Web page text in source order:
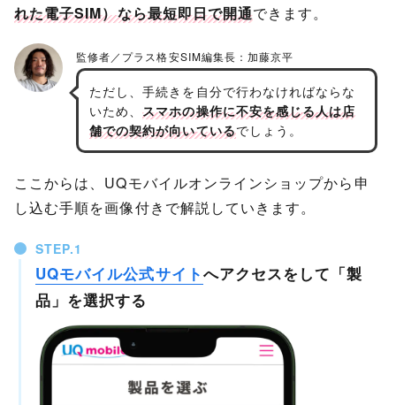
れた電子SIM）なら最短即日で開通できます。
ただし、手続きを自分で行わなければならな
いため、スマホの操作に不安を感じる人は店
舗での契約が向いているでしょう。
ここからは、UQモバイルオンラインショップから申
し込む手順を画像付きで解説していきます。
STEP.
UQモバイル公式サイトへアクセスをして「製
品」を選択する